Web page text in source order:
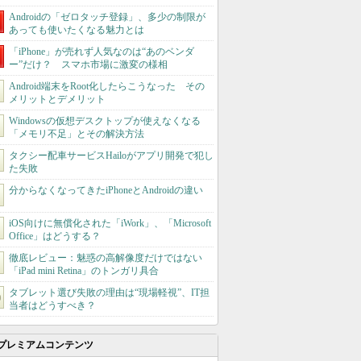
Androidの「ゼロタッチ登録」、多少の制限が
あっても使いたくなる魅力とは
「iPhone」が売れず人気なのは“あのベンダ
ー”だけ？ スマホ市場に激変の様相
Android端末をRoot化したらこうなった その
メリットとデメリット
Windowsの仮想デスクトップが使えなくなる
「メモリ不足」とその解決方法
タクシー配車サービスHailoがアプリ開発で犯し
た失敗
分からなくなってきたiPhoneとAndroidの違い
iOS向けに無償化された「iWork」、「Microsoft
Office」はどうする？
徹底レビュー：魅惑の高解像度だけではない
「iPad mini Retina」のトンガリ具合
タブレット選び失敗の理由は“現場軽視”、IT担
当者はどうすべき？
レミアムコンテンツ